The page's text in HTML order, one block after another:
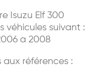
Isuzu Elf 300
véhicules suivant :
a 2008
références :